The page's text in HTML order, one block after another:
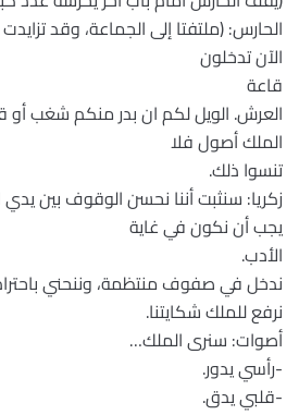
الحارس: (ملتفتا إلى الجماعة، وقد
الآن تدخلون
قاعة
العرش. الويل لكم ان بدر منكم شغب أو
الملك أصول فلا
تنسوا ذلك.
زكريا: سنثبت أننا نحسن الوقوف بين
يجب أن نكون في غاية
الأدب.
ندخل في صفوف منتظمة، وننحني
نرفع للملك شكايتنا.
أصوات: سنرى الملك…
-رأسي يدور.
-قلبي يدق.